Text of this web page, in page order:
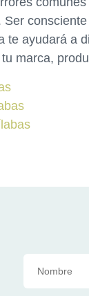
te ayudará a
marca,